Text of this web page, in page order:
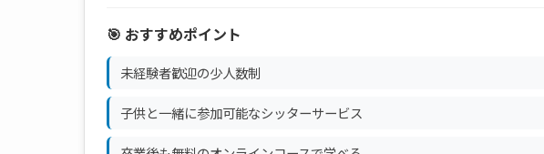
🎯 おすすめポイント
未経験者歓迎の少人数制
子供と一緒に参加可能なシッターサービス